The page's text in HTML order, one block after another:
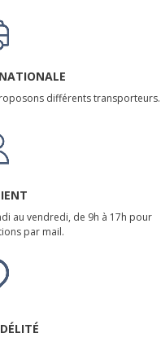
différents transporteurs.
au vendredi, de 9h à 17h pour
par mail.